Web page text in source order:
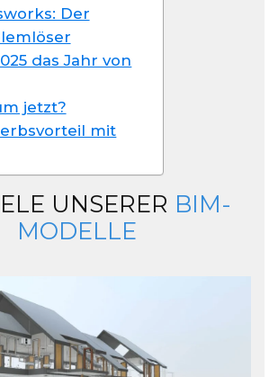
Der
das Jahr von
jetzt?
mit
UNSERER BIM-
MODELLE